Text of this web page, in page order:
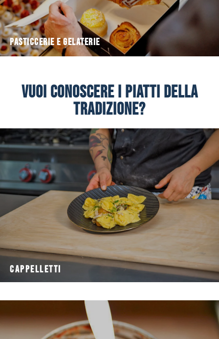
Pasticcerie e Gelaterie
Vuoi conoscere i piatti della
tradizione?
Cappelletti
Cappelletti
I cappelletti, detti anche caplèt, sono un piatto tradizionale
della cucina romagnola. Si tratta di una pasta all'uovo
tagliata a quadrati, riempiti di formaggio
periodo in cui, nel mondo contadino, si dava fondo alle
conserve. Il SAVOR,